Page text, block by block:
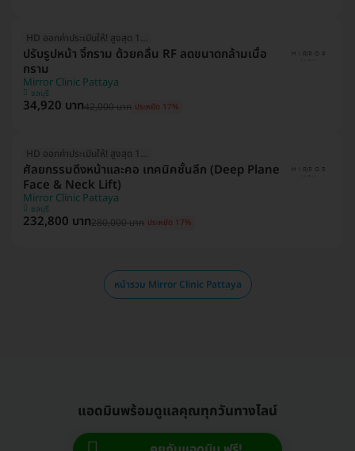
HD ออกค่าประเมินให้! สูงสุด 1500 บ.
ปรับรูปหน้า จี้กราม ด้วยคลื่น RF ลดขนาดกล้ามเนื้อ
กราม
Mirror Clinic Pattaya
ชลบุรี
34,920 บาท42,000 บาท ประหยัด 17%
HD ออกค่าประเมินให้! สูงสุด 1500 บ.
ศัลยกรรมดึงหน้าและคอ เทคนิคชั้นลึก (Deep Plane
Face & Neck Lift)
Mirror Clinic Pattaya
ชลบุรี
232,800 บาท280,000 บาท ประหยัด 17%
หน้ารวม Mirror Clinic Pattaya
แอดมินพร้อมดูแลคุณทุกวันทางไลน์